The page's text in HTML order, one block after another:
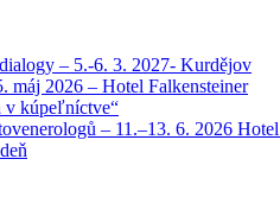
– 5.-6. 3. 2027- Kurdějov
máj 2026 – Hotel Falkensteiner
v kúpeľníctve“
– 11.–13. 6. 2026